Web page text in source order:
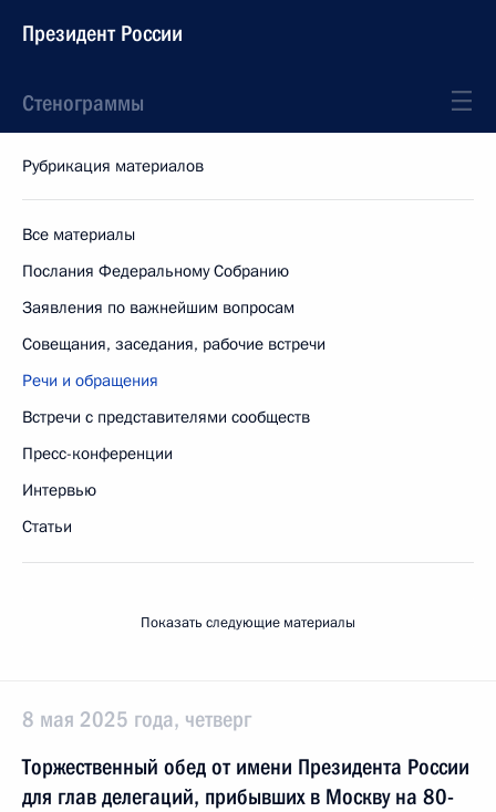
Президент России
Стенограммы
Рубрикация материалов
Все материалы
Послания Федеральному Собранию
Заявления по важнейшим вопросам
Совещания, заседания, рабочие встречи
Речи и обращения
Встречи с представителями сообществ
Пресс-конференции
Интервью
Статьи
Показать следующие материалы
8 мая 2025 года, четверг
Торжественный обед от имени Президента России
для глав делегаций, прибывших в Москву на 80-